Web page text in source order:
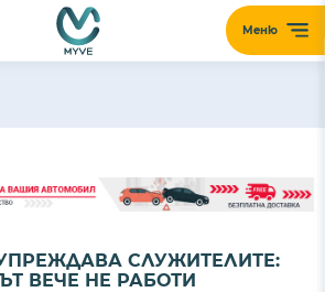
Меню
СЛУЖИТЕЛИТЕ:
ВЕЧЕ НЕ РАБОТИ